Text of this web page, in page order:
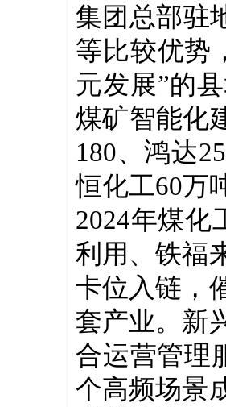
集团总部驻
等比较优势
元发展”的
煤矿智能化
180、鸿达
恒化工60万
2024年煤化
利用、铁福
卡位入链，
套产业。新
合运营管理
个高频场景